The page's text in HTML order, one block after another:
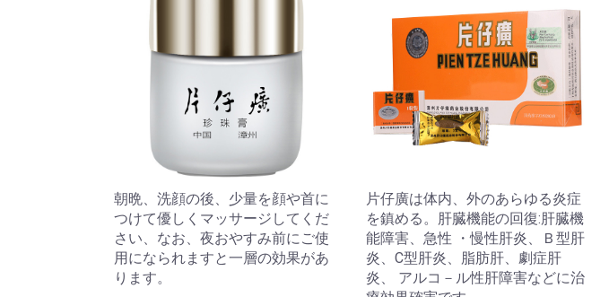
朝晩、洗顔の後、少量を顔や首に
つけて優しくマッサージしてくだ
さい、なお、夜おやすみ前にご使
用になられますと一層の効果があ
ります。
片仔廣は体内、外のあらゆる炎症
を鎮める。肝臓機能の回復:肝臓機
能障害、急性 ・慢性肝炎、Ｂ型肝
炎、C型肝炎、脂肪肝、劇症肝
炎、 アルコ－ル性肝障害などに治